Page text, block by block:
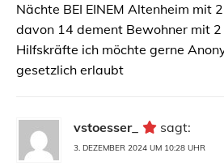
Nächte BEI EINEM Altenheim mit
davon 14 dement Bewohner mit
Hilfskräfte ich möchte gerne
gesetzlich erlaubt
vstoesser_ sagt:
3. DEZEMBER 2024 UM 10:28 UHR